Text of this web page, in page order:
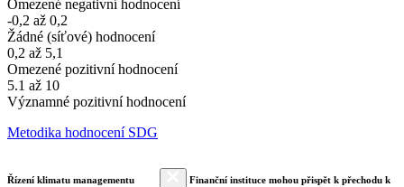
Omezené negativní hodnocení
-0,2 až 0,2
Žádné (síťové) hodnocení
0,2 až 5,1
Omezené pozitivní hodnocení
5.1 až 10
Významné pozitivní hodnocení
Metodika hodnocení SDG
Řízení klimatu managementu
Finanční instituce mohou přispět k přechodu k